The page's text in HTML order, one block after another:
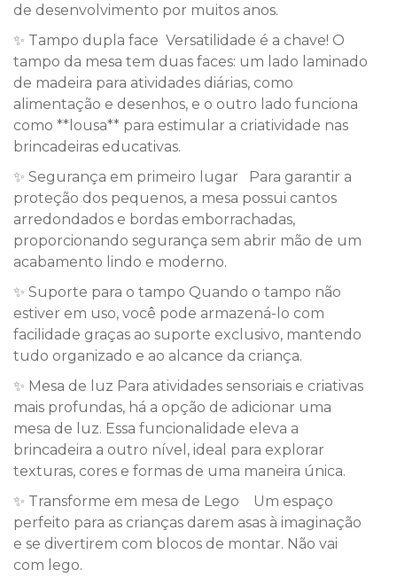
de desenvolvimento por muitos anos.
✨ Tampo dupla face Versatilidade é a chave! O
tampo da mesa tem duas faces: um lado laminado
de madeira para atividades diárias, como
alimentação e desenhos, e o outro lado funciona
como **lousa** para estimular a criatividade nas
brincadeiras educativas.
✨ Segurança em primeiro lugar Para garantir a
proteção dos pequenos, a mesa possui cantos
arredondados e bordas emborrachadas,
proporcionando segurança sem abrir mão de um
acabamento lindo e moderno.
✨ Suporte para o tampo Quando o tampo não
estiver em uso, você pode armazená-lo com
facilidade graças ao suporte exclusivo, mantendo
tudo organizado e ao alcance da criança.
✨ Mesa de luz Para atividades sensoriais e criativas
mais profundas, há a opção de adicionar uma
mesa de luz. Essa funcionalidade eleva a
brincadeira a outro nível, ideal para explorar
texturas, cores e formas de uma maneira única.
✨ Transforme em mesa de Lego Um espaço
perfeito para as crianças darem asas à imaginação
e se divertirem com blocos de montar. Não vai
com lego.